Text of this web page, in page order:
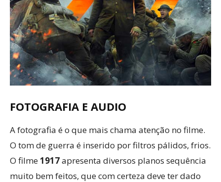
FOTOGRAFIA E AUDIO
A fotografia é o que mais chama atenção no filme.
O tom de guerra é inserido por filtros pálidos, frios.
O filme1917apresenta diversos planos sequência
muito bem feitos, que com certeza deve ter dado